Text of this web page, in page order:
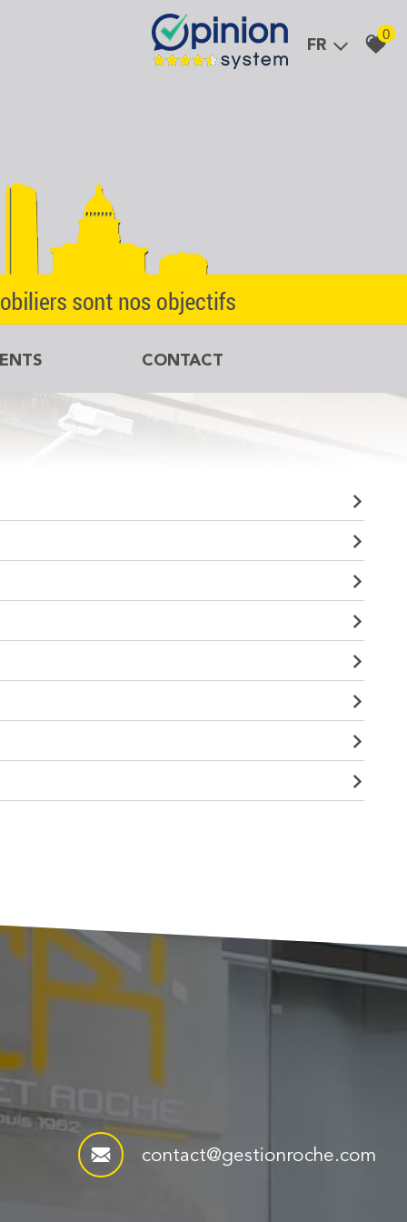
FR 0
CONTACT
contact@gestionroche.com